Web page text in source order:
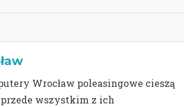
Wrocław poleasingowe cieszą
wszystkim z ich